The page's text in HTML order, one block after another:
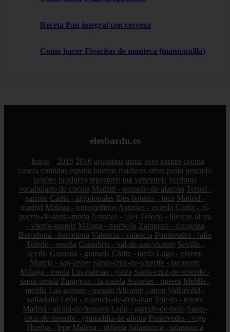
Receta Pan integral con cerveza
Como hacer Figacitas de manteca (mantequilla)
elesbardu.es
Inicio 2015 2016 argentina arroz aves carnes cocina
casera comidas espana huevos mariscos otros pasta pescado
postres producto reposteria tag venezuela verduras
vocabulario de cocina Madrid - pozuelo-de-alarcón Teruel -
sarrión Cádiz - algodonales Illes-balears - inca Madrid -
madrid Málaga - torremolinos Asturias - oviedo Cádiz - el-
puerto-de-santa-maría Asturias - aller Toledo - illescas álava
- vitoria-gasteiz Málaga - marbella Zaragoza - zaragoza
Barcelona - barcelona Valencia - valencia Pontevedra - lalín
Toledo - seseña Cantabria - val-de-san-vicente Sevilla -
sevilla Granada - granada Cádiz - tarifa Lugo - viveiro
Murcia - san-javier Santa-cruz-de-tenerife - tacoronte
Málaga - ronda Las-palmas - yaiza Santa-cruz-de-tenerife -
santa-úrsula Zaragoza - la-muela Asturias - mieres Melilla -
melilla Las-palmas - mogán Alicante - alcoi Valladolid -
valladolid León - valencia-de-don-juan Toledo - toledo
Madrid - alcalá-de-henares León - garrafe-de-torío Santa-
cruz-de-tenerife - granadilla-de-abona Pontevedra - vigo
Huelva - lepe Málaga - málaga Salamanca - salamanca